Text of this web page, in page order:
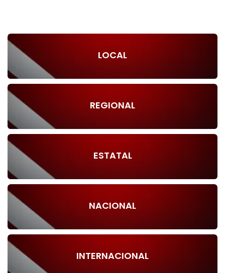
LOCAL
REGIONAL
ESTATAL
NACIONAL
INTERNACIONAL